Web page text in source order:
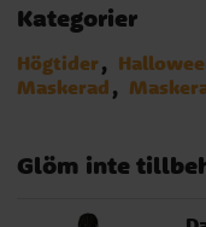
Kategorier
Högtider
Maskerad
Glöm inte